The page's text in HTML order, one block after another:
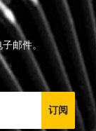
邮件。
订阅